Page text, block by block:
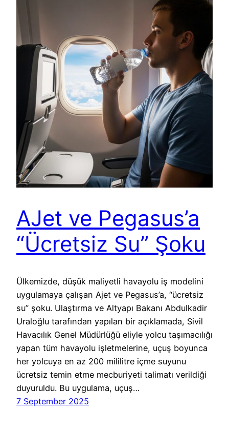
AJet ve Pegasus’a
“Ücretsiz Su” Şoku
Ülkemizde, düşük maliyetli havayolu iş modelini
uygulamaya çalışan Ajet ve Pegasus’a, “ücretsiz
su” şoku. Ulaştırma ve Altyapı Bakanı Abdulkadir
Uraloğlu tarafından yapılan bir açıklamada, Sivil
Havacılık Genel Müdürlüğü eliyle yolcu taşımacılığı
yapan tüm havayolu işletmelerine, uçuş boyunca
her yolcuya en az 200 mililitre içme suyunu
ücretsiz temin etme mecburiyeti talimatı verildiği
duyuruldu. Bu uygulama, uçuş…
7 September 2025